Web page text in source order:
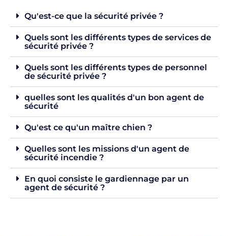
Qu'est-ce que la sécurité privée ?
Quels sont les différents types de services de
sécurité privée ?
Quels sont les différents types de personnel
de sécurité privée ?
quelles sont les qualités d'un bon agent de
sécurité
Qu'est ce qu'un maître chien ?
Quelles sont les missions d'un agent de
sécurité incendie ?
En quoi consiste le gardiennage par un
agent de sécurité ?